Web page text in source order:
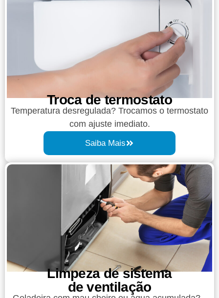
Troca de termostato
Temperatura desregulada? Trocamos o termostato
com ajuste imediato.
Saiba Mais
Limpeza de sistema
de ventilação